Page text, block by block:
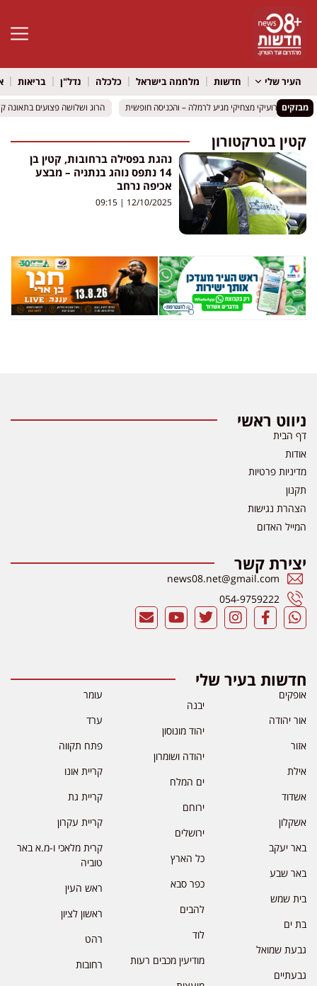
פתח
העיר שלי חדשות מלחמה בישראל כלכלה נדל"ן בריאות
מבזקים
הילדים רועיקי מצחיקי מגיע לרמלה – והכניסה חופשית
הילדים רועיקי מצחיקי מגיע לרמלה – והכניסה חופשית הרוג ושלושה פצועים בתאונה קשה בכביש 316 סמוך למיתר:
הרוג ושלושה פצועים בתאונה קשה בכביש 316 סמוך למיתר:
קטין בטרקטורון
נהגת בפסילה ברחובות, קטין בן
14 נתפס נוהג בנתניה – מבצע
אכיפה נרחב
12/10/2025
ניווט ראשי
דף הבית
אודות
מדיניות פרטיות
תקנון
הצהרת נגישות
המייל האדום
יצירת קשר
news08.net@gmail.com
054-9759222
חדשות בעיר שלי
אופקים
אור יהודה
אזור
אילת
אשדוד
אשקלון
באר יעקב
באר שבע
בית שמש
בת ים
גבעת שמואל
גבעתיים
יבנה
יהוד מונוסון
יהודה ושומרון
ים המלח
ירוחם
ירושלים
כל הארץ
כפר סבא
להבים
לוד
מודיעין מכבים רעות
עומר
ערד
פתח תקווה
קריית אונו
קריית גת
קריית עקרון
קרית מלאכי ו-מ.א באר
טוביה
ראש העין
ראשון לציון
רהט
רחובות